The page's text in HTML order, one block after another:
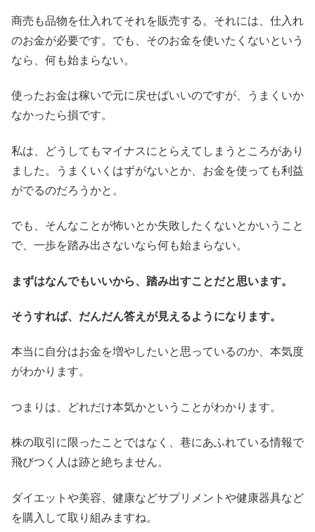
商売も品物を仕入れてそれを販売する。それには、仕入れ
のお金が必要です。でも、そのお金を使いたくないという
なら、何も始まらない。
使ったお金は稼いで元に戻せばいいのですが、うまくいか
なかったら損です。
私は、どうしてもマイナスにとらえてしまうところがあり
ました。うまくいくはずがないとか、お金を使っても利益
がでるのだろうかと。
でも、そんなことが怖いとか失敗したくないとかいうこと
で、一歩を踏み出さないなら何も始まらない。
まずはなんでもいいから、踏み出すことだと思います。
そうすれば、だんだん答えが見えるようになります。
本当に自分はお金を増やしたいと思っているのか、本気度
がわかります。
つまりは、どれだけ本気かということがわかります。
株の取引に限ったことではなく、巷にあふれている情報で
飛びつく人は跡と絶ちません。
ダイエットや美容、健康などサプリメントや健康器具など
を購入して取り組みますね。